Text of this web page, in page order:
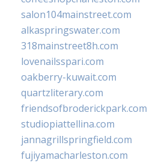
salon104mainstreet.com
alkaspringswater.com
318mainstreet8h.com
lovenailsspari.com
oakberry-kuwait.com
quartzliterary.com
friendsofbroderickpark.com
studiopiattellina.com
jannagrillspringfield.com
fujiyamacharleston.com